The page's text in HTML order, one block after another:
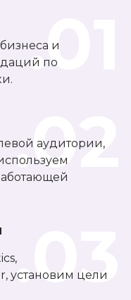
.01
и
по
.02
аудитории,
.03
установим цели